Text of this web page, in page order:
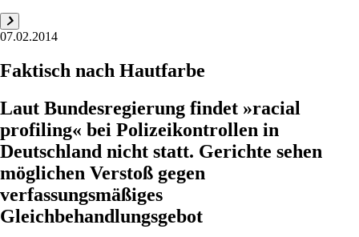
07.02.2014
Faktisch nach Hautfarbe
Laut Bundesregierung findet »racial
profiling« bei Polizeikontrollen in
Deutschland nicht statt. Gerichte sehen
möglichen Verstoß gegen
verfassungsmäßiges
Gleichbehandlungsgebot